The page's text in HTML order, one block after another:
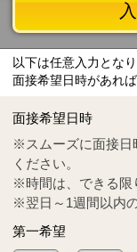
Tel
0570-55-
以下は任意入力となり
面接希望日時があれ
面接希望日時
※スムーズに面接日
ください。
※時間は、できる限
※翌日～1週間以内
第一希望